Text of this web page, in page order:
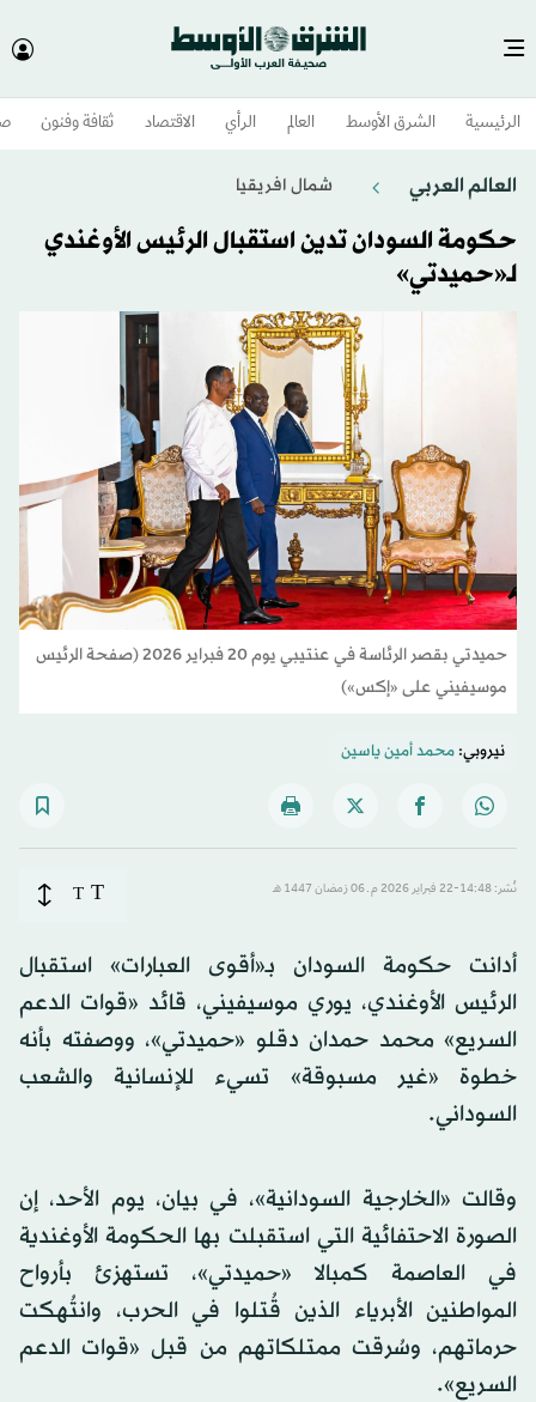
الرئيسية الشرق الأوسط​ العالم الرأي الاقتصاد ثقافة وفنون
العالم العربي شمال افريقيا
حكومة السودان تدين استقبال الرئيس الأوغندي
لـ«حميدتي»
حميدتي بقصر الرئاسة في عنتيبي يوم 20 فبراير 2026 (صفحة الرئيس
موسيفيني على «إكس»)
نيروبي:محمد أمين ياسين
نُشر: 14:48-22 فبراير 2026 م ـ 06 رَمضان 1447 هـ T
T
أدانت حكومة السودان بـ«أقوى العبارات» استقبال
الرئيس الأوغندي، يوري موسيفيني، قائد «قوات الدعم
السريع» محمد حمدان دقلو «حميدتي»، ووصفته بأنه
خطوة «غير مسبوقة» تسيء للإنسانية والشعب
السوداني.
وقالت «الخارجية السودانية»، في بيان، يوم الأحد، إن
الصورة الاحتفائية التي استقبلت بها الحكومة الأوغندية
في العاصمة كمبالا «حميدتي»، تستهزئ بأرواح
المواطنين الأبرياء الذين قُتلوا في الحرب، وانتُهكت
حرماتهم، وسُرقت ممتلكاتهم من قبل «قوات الدعم
السريع».